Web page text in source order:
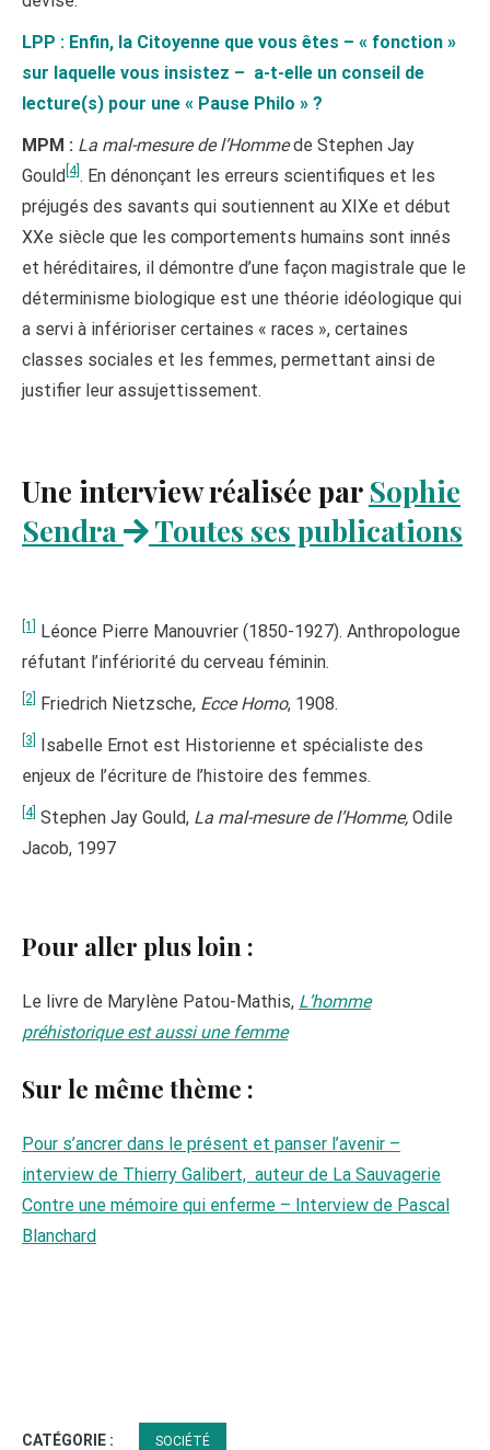
LPP : Enfin, la Citoyenne que vous êtes – « fonction »
sur laquelle vous insistez – a-t-elle un conseil de
lecture(s) pour une « Pause Philo » ?
MPM : La mal-mesure de l’Hommede Stephen Jay
Gould [4]. En dénonçant les erreurs scientifiques et les
préjugés des savants qui soutiennent au XIXe et début
XXe siècle que les comportements humains sont innés
et héréditaires, il démontre d’une façon magistrale que le
déterminisme biologique est une théorie idéologique qui
a servi à inférioriser certaines « races », certaines
classes sociales et les femmes, permettant ainsi de
justifier leur assujettissement.
Une interview réalisée par Sophie
Sendra
Toutes ses publications
[1]
Léonce Pierre Manouvrier (1850-1927). Anthropologue
réfutant l’infériorité du cerveau féminin.
[2] Friedrich Nietzsche, Ecce Homo, 1908.
[3]
Isabelle Ernot est Historienne et spécialiste des
enjeux de l’écriture de l’histoire des femmes.
[4] Stephen Jay Gould, La mal-mesure de l’Homme, Odile
Jacob, 1997
Pour aller plus loin :
Le livre de Marylène Patou-Mathis, L’homme
préhistorique est aussi une femme
Sur le même thème :
Pour s’ancrer dans le présent et panser l’avenir –
interview de Thierry Galibert, auteur de La Sauvagerie
Contre une mémoire qui enferme – Interview de Pascal
Blanchard
CATÉGORIE : SOCIÉTÉ